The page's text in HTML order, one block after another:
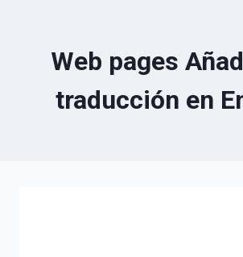
Web pages
traducción en